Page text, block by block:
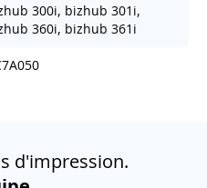
300i, bizhub 301i,
360i, bizhub 361i
d'impression.